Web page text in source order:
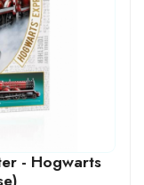
puzzle-uri
puzzle-uri
labirint.
- Hogwarts